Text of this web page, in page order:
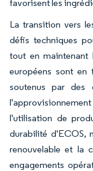
favorisent les
La transition vers
défis techniques
tout en maintenant
européens sont en
soutenus par des
l'utilisation de
durabilité d'ECOS,
renouvelable et la
engagements